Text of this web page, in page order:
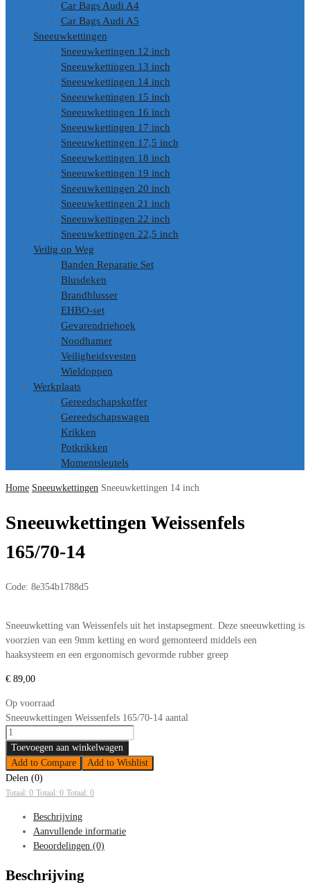
Car Bags Audi A4
Car Bags Audi A5
Sneeuwkettingen
Sneeuwkettingen 12 inch
Sneeuwkettingen 13 inch
Sneeuwkettingen 14 inch
Sneeuwkettingen 15 inch
Sneeuwkettingen 16 inch
Sneeuwkettingen 17 inch
Sneeuwkettingen 17,5 inch
Sneeuwkettingen 18 inch
Sneeuwkettingen 19 inch
Sneeuwkettingen 20 inch
Sneeuwkettingen 21 inch
Sneeuwkettingen 22 inch
Sneeuwkettingen 22,5 inch
Veilig op Weg
Banden Reparatie Set
Blusdeken
Brandblusser
EHBO-set
Gevarendriehoek
Noodhamer
Veiligheidsvesten
Wieldoppen
Werkplaats
Gereedschapskoffer
Gereedschapswagen
Krikken
Potkrikken
Momentsleutels
Home Sneeuwkettingen Sneeuwkettingen 14 inch
Sneeuwkettingen Weissenfels
165/70-14
Code: 8e354b1788d5
Sneeuwketting van Weissenfels uit het instapsegment. Deze sneeuwketting is
voorzien van een 9mm ketting en word gemonteerd middels een
haaksysteem en een ergonomisch gevormde rubber greep
€ 89,00
Op voorraad
Sneeuwkettingen Weissenfels 165/70-14 aantal
Toevoegen aan winkelwagen
Add to Compare
Add to Wishlist
Delen (0)
Totaal: 0 Totaal: 0 Totaal: 0
Beschrijving
Aanvullende informatie
Beoordelingen (0)
Beschrijving